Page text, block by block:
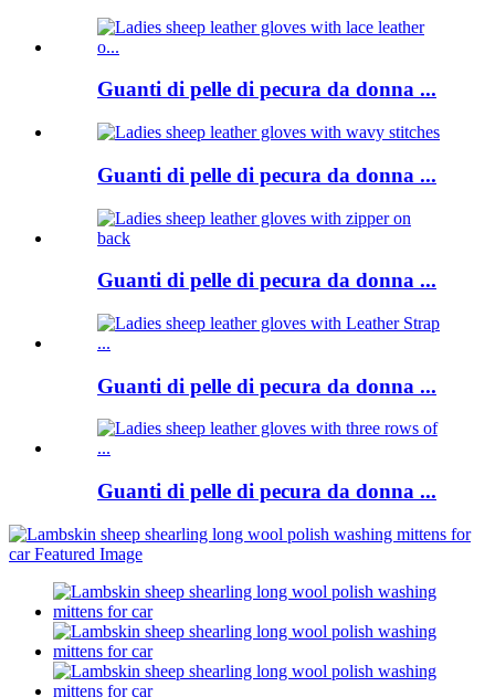
Guanti di pelle di pecura da donna ...
Guanti di pelle di pecura da donna ...
Guanti di pelle di pecura da donna ...
Guanti di pelle di pecura da donna ...
Guanti di pelle di pecura da donna ...